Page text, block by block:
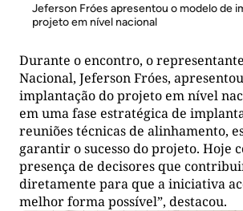
Jeferson Fróes apresentou o modelo de
projeto em nível nacional
Durante o encontro, o
Nacional, Jeferson Fróes,
implantação do projeto em nível
em uma fase estratégica de
reuniões técnicas de alinhamento,
garantir o sucesso do projeto. Hoje
presença de decisores que
diretamente para que a iniciativa
melhor forma possível”, destacou.